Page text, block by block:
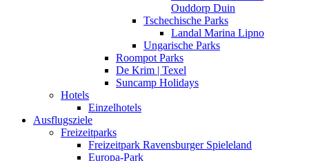
Ouddorp Duin
Tschechische Parks
Landal Marina Lipno
Ungarische Parks
Roompot Parks
De Krim | Texel
Suncamp Holidays
Hotels
Einzelhotels
Ausflugsziele
Freizeitparks
Freizeitpark Ravensburger Spieleland
Europa-Park